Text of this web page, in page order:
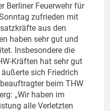
Berliner Feuerwehr für
zufrieden mit
aus den
haben sehr gut und
Insbesondere die
Kräften hat sehr gut
sich Friedrich
beim THW
„Wir haben im
alle Verletzten